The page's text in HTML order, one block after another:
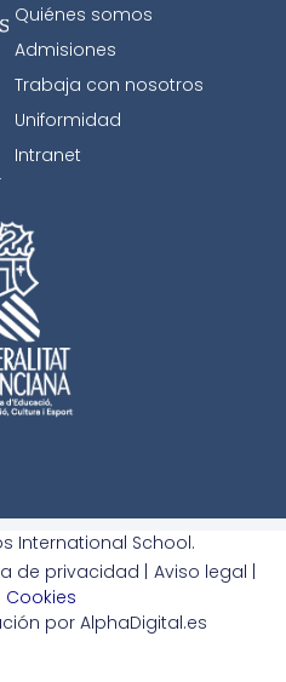
Quiénes somos
Admisiones
Trabaja con nosotros
Uniformidad
Intranet
International School.
de privacidad |
Aviso legal |
Cookies
por AlphaDigital.es